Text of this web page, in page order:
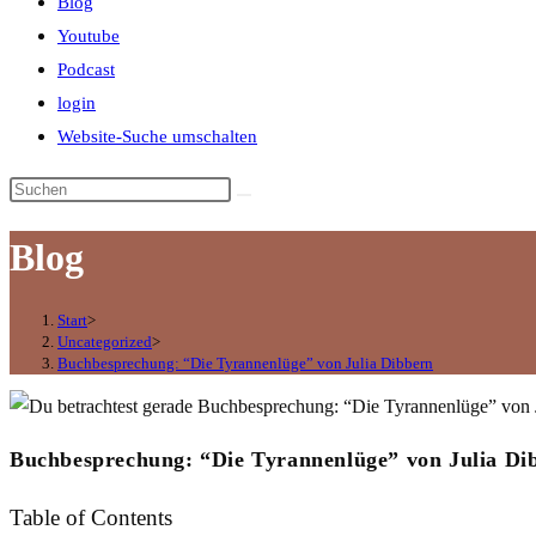
Youtube
Podcast
login
Website-Suche umschalten
Blog
Start>
Uncategorized>
Buchbesprechung: “Die Tyrannenlüge” von Julia Dibbern
Buchbesprechung: “Die Tyrannenlüge” von Julia
Table of Contents